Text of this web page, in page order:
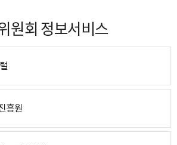
원회 정보서비스
흥원